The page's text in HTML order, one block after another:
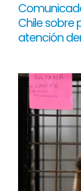
Chile sobre
atención